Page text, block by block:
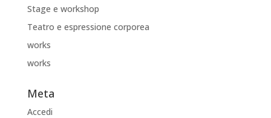
Stage e workshop
Teatro e espressione corporea
works
works
Meta
Accedi